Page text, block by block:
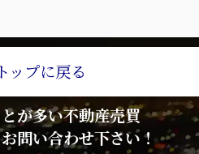
ップに戻る
が多い不動産売買
問い合わせ下さい！